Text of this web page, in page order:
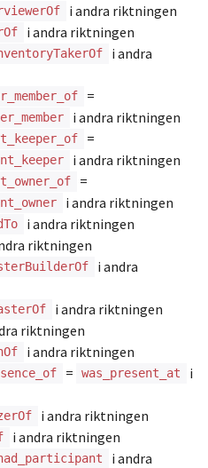
i andra riktningen
i andra riktningen
i andra
=
i andra riktningen
=
i andra riktningen
=
i andra riktningen
i andra riktningen
riktningen
i andra
i andra riktningen
riktningen
i andra riktningen
= was_present_at
i
i andra riktningen
i andra riktningen
i andra